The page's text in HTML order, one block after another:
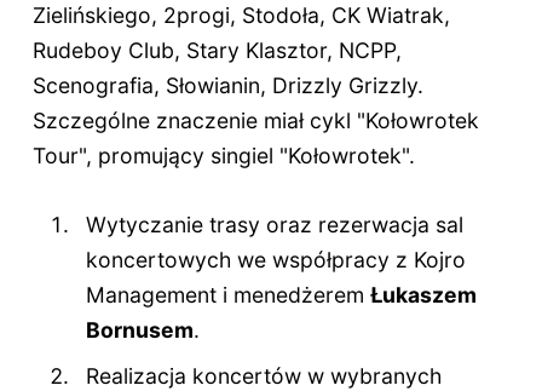
Zielińskiego, 2progi, Stodoła, CK Wiatrak,
Rudeboy Club, Stary Klasztor, NCPP,
Scenografia, Słowianin, Drizzly Grizzly.
Szczególne znaczenie miał cykl "Kołowrotek
Tour", promujący singiel "Kołowrotek".
Wytyczanie trasy oraz rezerwacja sal
koncertowych we współpracy z Kojro
Management i menedżeremŁukaszem
Bornusem.
Realizacja koncertów w wybranych